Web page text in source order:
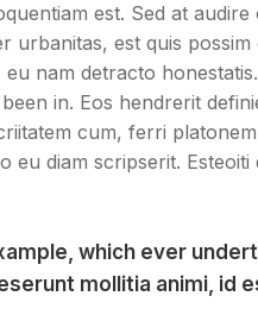
est. Sed at
urbanitas, est quis
eu nam detracto
in. Eos hendrerit
cum, ferri
eu diam scripserit.
which ever
mollitia animi, id